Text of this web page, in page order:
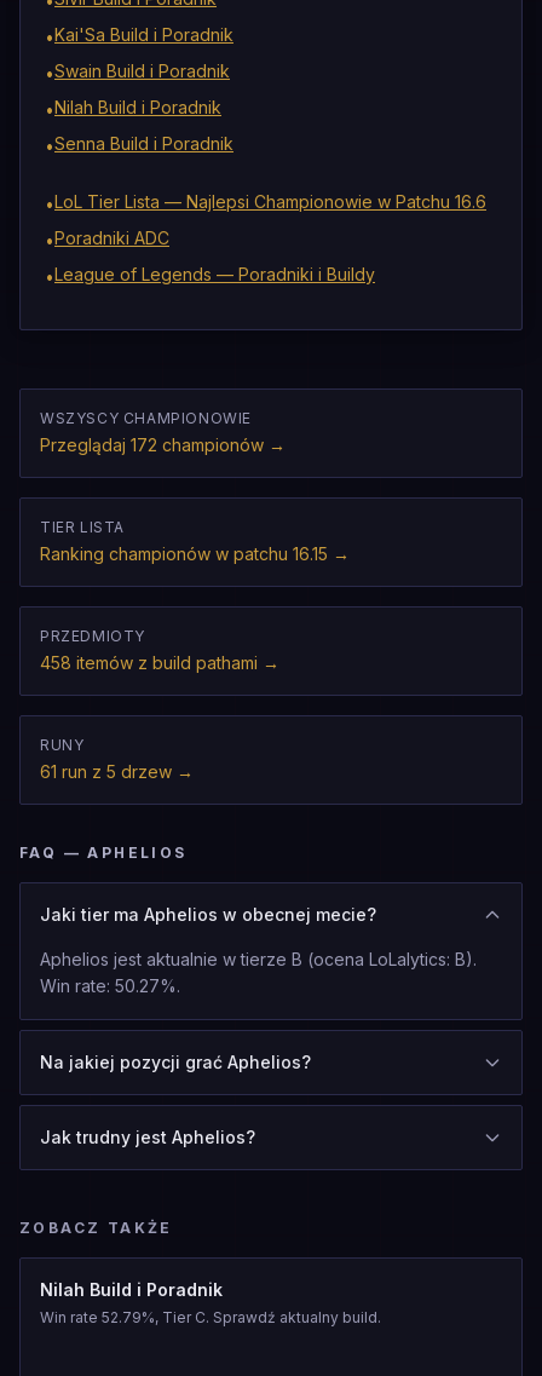
•Kai'Sa Build i Poradnik
•Swain Build i Poradnik
•Nilah Build i Poradnik
•Senna Build i Poradnik
•LoL Tier Lista — Najlepsi Championowie w Patchu 16.6
•Poradniki ADC
•League of Legends — Poradniki i Buildy
WSZYSCY CHAMPIONOWIE
Przeglądaj 172 championów →
TIER LISTA
Ranking championów w patchu 16.15 →
PRZEDMIOTY
458 itemów z build pathami →
RUNY
61 run z 5 drzew →
FAQ — APHELIOS
Jaki tier ma Aphelios w obecnej mecie?
Aphelios jest aktualnie w tierze B (ocena LoLalytics: B).
Win rate: 50.27%.
Na jakiej pozycji grać Aphelios?
Jak trudny jest Aphelios?
ZOBACZ TAKŻE
Nilah Build i Poradnik
Win rate 52.79%, Tier C. Sprawdź aktualny build.